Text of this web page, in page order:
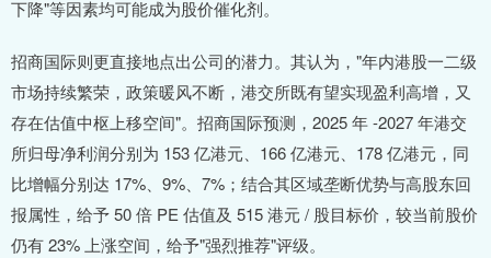
下降"等因素均可能成为股价催化剂。
招商国际则更直接地点出公司的潜力。其认为，"年内港股一二级
市场持续繁荣，政策暖风不断，港交所既有望实现盈利高增，又
存在估值中枢上移空间"。招商国际预测，2025 年 -2027 年港交
所归母净利润分别为 153 亿港元、166 亿港元、178 亿港元，同
比增幅分别达 17%、9%、7%；结合其区域垄断优势与高股东回
报属性，给予 50 倍 PE 估值及 515 港元 / 股目标价，较当前股价
仍有 23% 上涨空间，给予"强烈推荐"评级。